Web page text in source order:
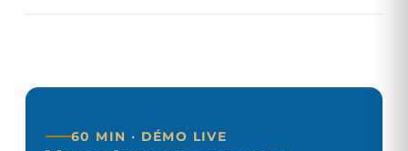
60 MIN · DÉMO LIVE